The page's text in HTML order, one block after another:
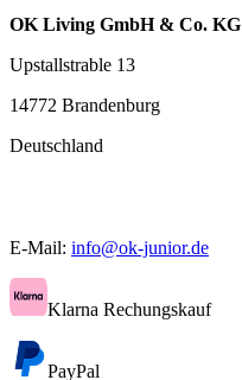
OK Living GmbH & Co. KG
Upstallstrable 13
14772 Brandenburg
Deutschland
E-Mail: info@ok-junior.de
Klarna Rechungskauf
PayPal